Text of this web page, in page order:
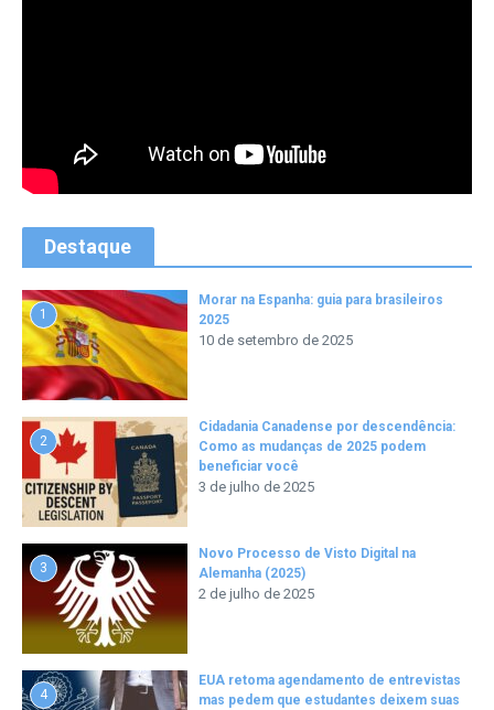
Destaque
1
Morar na Espanha: guia para brasileiros
2025
10 de setembro de 2025
2
Cidadania Canadense por descendência:
Como as mudanças de 2025 podem
beneficiar você
3 de julho de 2025
3
Novo Processo de Visto Digital na
Alemanha (2025)
2 de julho de 2025
4
EUA retoma agendamento de entrevistas
mas pedem que estudantes deixem suas